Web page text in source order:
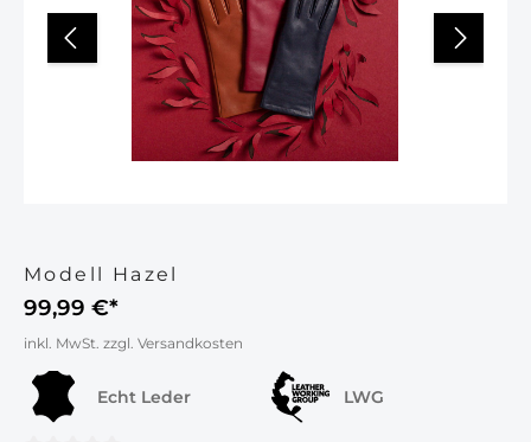
Modell Hazel
99,99 €*
inkl. MwSt. zzgl. Versandkosten
Echt Leder LWG